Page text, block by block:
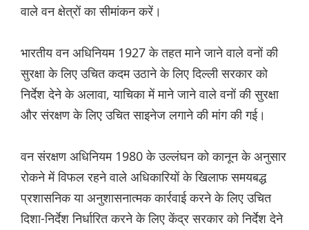
वाले वन क्षेत्रों का सीमांकन करें।
भारतीय वन अधिनियम 1927 के तहत माने जाने वाले वनों की
सुरक्षा के लिए उचित कदम उठाने के लिए दिल्ली सरकार को
निर्देश देने के अलावा, याचिका में माने जाने वाले वनों की सुरक्षा
और संरक्षण के लिए उचित साइनेज लगाने की मांग की गई।
वन संरक्षण अधिनियम 1980 के उल्लंघन को कानून के अनुसार
रोकने में विफल रहने वाले अधिकारियों के खिलाफ समयबद्ध
प्रशासनिक या अनुशासनात्मक कार्रवाई करने के लिए उचित
दिशा-निर्देश निर्धारित करने के लिए केंद्र सरकार को निर्देश देने